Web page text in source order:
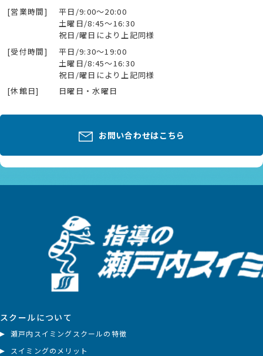
[営業時間]
平日/9:00～20:00
土曜日/8:45～16:30
祝日/曜日により上記同様
[受付時間]
平日/9:30～19:00
土曜日/8:45～16:30
祝日/曜日により上記同様
[休館日]
日曜日・水曜日
お問い合わせはこちら
スクールについて
瀬戸内スイミングスクールの特徴
スイミングのメリット